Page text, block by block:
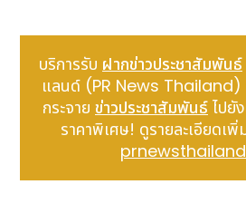
และชาวด้อมซนซน ซึ่งแน่นอนว่
เซอร์ออกมา คอลเลกชันนี้ก็ได้รั
ล้นหลาม และอีเวนต์เปิดตัวสุดพิเ
นุนิว ณ จิม ทอมป์สัน ไลฟ์สไตล์สโ
วันแบงค็อก ก็ได้สร้างประวัติศาสต
กับแฮชแท็ก
ทะยานติดอันดับบนแพลตฟอร์ม X
บริการรับ ฝากข่าวประชาสัมพันธ์
แลนด์ (PR News Thailand)
กระจาย ข่าวประชาสัมพันธ์ ไปยั
ราคาพิเศษ! ดูรายละเอียดเพิ่